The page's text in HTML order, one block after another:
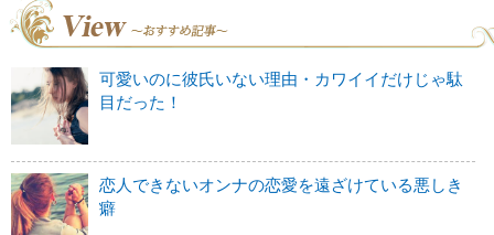
可愛いのに彼氏いない理由・カワイイだけじゃ駄
目だった！
恋人できないオンナの恋愛を遠ざけている悪しき
癖